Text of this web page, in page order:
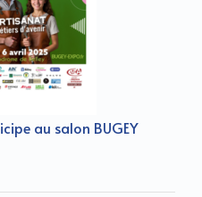
au salon BUGEY